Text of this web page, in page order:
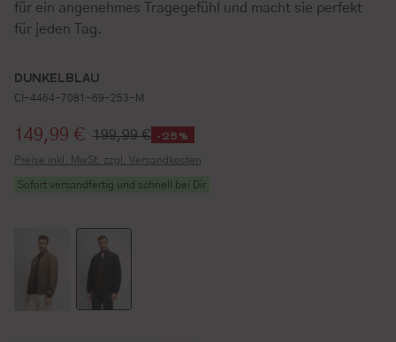
für ein angenehmes Tragegefühl und macht sie perfekt
für jeden Tag.
DUNKELBLAU
CI-4464-7081-69-253-M
Verkaufspreis:
149,99 € 199,99 € -25%
Preise inkl. MwSt. zzgl. Versandkosten
Sofort versandfertig und schnell bei Dir